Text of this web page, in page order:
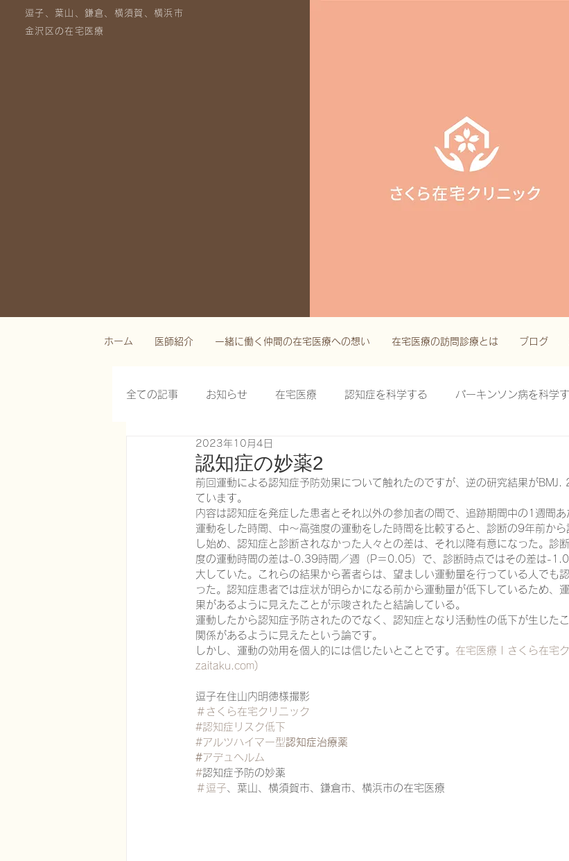
逗子、葉山、鎌倉、横須賀、横浜市
金沢区の在宅医療
ホーム 医師紹介 一緒に働く仲間の在宅医療への想い 在宅医療の訪問診療とは ブログ
全ての記事 お知らせ 在宅医療 認知症を科学する パーキンソン病を科学
栄養管理を科学する
がん緩和ケア医療を科学する
慢性難治性疼痛に対する脊髄刺激療法を科学する 脊髄刺激療法を科学する ハ
在宅医療におけるエコーを科学する 創傷ケア(スキン テア、褥瘡、下肢潰瘍)を科
在宅医療における認知症治療
エビデンスに基づく健康情報
認知症について家族へ向けて 認知症の羅針盤 認知症は治せるか～認知症治療
認知症の妙薬2
2023年10月4日
前回運動による認知症予防効果について触れたのですが、逆の研究結果が
ています。
内容は認知症を発症した患者とそれ以外の参加者の間で、追跡期間中の1週間
運動をした時間、中～高強度の運動をした時間を比較すると、診断の9年前か
し始め、認知症と診断されなかった人々との差は、それ以降有意になった。診
度の運動時間の差は-0.39時間／週（P＝0.05）で、診断時点ではその差は-
大していた。これらの結果から著者らは、望ましい運動量を行っている人でも
った。認知症患者では症状が明らかになる前から運動量が低下しているため、
果があるように見えたことが示唆されたと結論している。
運動したから認知症予防されたのでなく、認知症となり活動性の低下が生じた
関係があるように見えたという論です。
しかし、運動の効用を個人的には信じたいとことです。 在宅医療 | さくら在宅
zaitaku.com)
逗子在住山内明徳様撮影
＃さくら在宅クリニック
#認知症リスク低下
#アルツハイマー型認知症治療薬
#アデュヘルム
#認知症予防の妙薬
＃逗子、葉山、横須賀市、鎌倉市、横浜市の在宅医療